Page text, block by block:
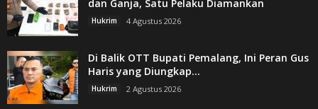
dan Ganja, Satu Pelaku Diamankan
Hukrim 4 Agustus 2026
Di Balik OTT Bupati Pemalang, Ini Peran Gus
Haris yang Diungkap...
Hukrim 2 Agustus 2026